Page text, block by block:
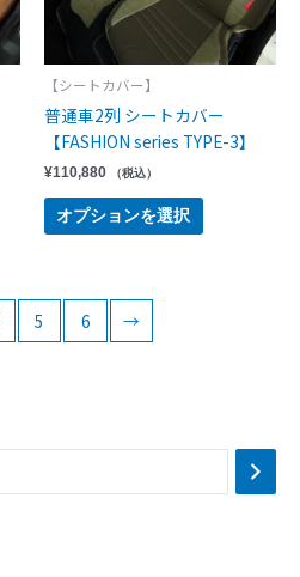
【シートカバー】
普通車2列 シートカバー
【FASHION series TYPE-3】
¥110,880 （税込）
オプションを選択
5 6 →